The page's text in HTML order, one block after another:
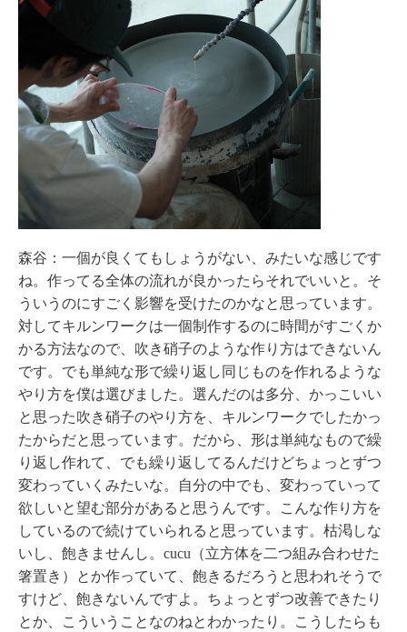
森谷：一個が良くてもしょうがない、みたいな感じです
ね。作ってる全体の流れが良かったらそれでいいと。そ
ういうのにすごく影響を受けたのかなと思っています。
対してキルンワークは一個制作するのに時間がすごくか
かる方法なので、吹き硝子のような作り方はできないん
です。でも単純な形で繰り返し同じものを作れるような
やり方を僕は選びました。選んだのは多分、かっこいい
と思った吹き硝子のやり方を、キルンワークでしたかっ
たからだと思っています。だから、形は単純なもので繰
り返し作れて、でも繰り返してるんだけどちょっとずつ
変わっていくみたいな。自分の中でも、変わっていって
欲しいと望む部分があると思うんです。こんな作り方を
しているので続けていられると思っています。枯渇しな
いし、飽きませんし。cucu（立方体を二つ組み合わせた
箸置き）とか作っていて、飽きるだろうと思われそうで
すけど、飽きないんですよ。ちょっとずつ改善できたり
とか、こういうことなのねとわかったり。こうしたらも